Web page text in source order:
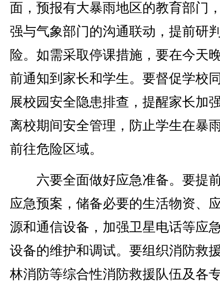
面，预报有大暴雨地区的教育部门
强与气象部门的沟通联动，提前研
险。如需采取停课措施，要在今天
前通知到家长和学生。要督促学校
展校园安全隐患排查，提醒家长加
离校期间安全管理，防止学生在暴
前往危险区域。
六要全面做好应急准备。要提
应急预案，储备必要的生活物资、
源和通信设备，加强卫星电话等应
设备的维护和调试。要组织消防救
林消防等综合性消防救援队伍及各